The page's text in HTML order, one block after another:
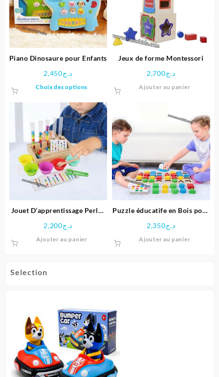
Selection
Piano Dinosaure pour Enfants
د.ج2,450
Choix des options
a
plusieurs
variations.
Les
options
peuvent
choisies
la
page
Jeux de forme Montessori
د.ج2,700
Ajouter au panier
Jouet D’apprentissage Perles
د.ج2,200
Ajouter au panier
Puzzle éducatife en Bois pour
د.ج2,350
Ajouter au panier